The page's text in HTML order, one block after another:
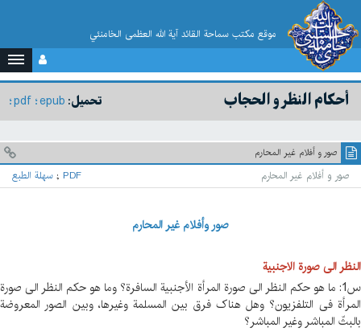
موقع مکتب سماحة القائد آية الله العظمى الخامنئي
تحميل: epub
pdf أحکام النظر و الحجاب
صور و أفلام غير المحارم
صور و أفلام غير المحارم سهلة الطبع ; PDF
صور وأفلام غیر المحارم
النظر الی صورة الاجنبیة
س1: ما هو حکم النظر الی صورة المرأة الأجنبیة السافرة؟ وما هو حکم النظر الی صورة
المرأة فی التلفزیون؟ وهل هناک فرق بین المسلمة وغیرها، وبین الصور المعروضة
بالبثّ المباشر وغیر المباشر؟